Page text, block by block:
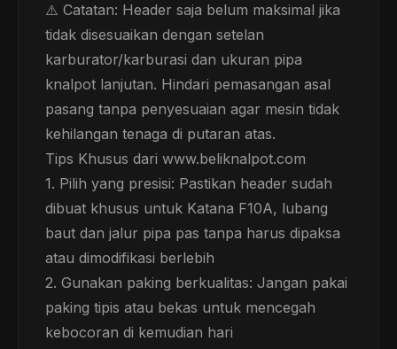
⚠️ Catatan: Header saja belum maksimal jika
tidak disesuaikan dengan setelan
karburator/karburasi dan ukuran pipa
knalpot lanjutan. Hindari pemasangan asal
pasang tanpa penyesuaian agar mesin tidak
kehilangan tenaga di putaran atas.
Tips Khusus dari www.beliknalpot.com
1. Pilih yang presisi: Pastikan header sudah
dibuat khusus untuk Katana F10A, lubang
baut dan jalur pipa pas tanpa harus dipaksa
atau dimodifikasi berlebih
2. Gunakan paking berkualitas: Jangan pakai
paking tipis atau bekas untuk mencegah
kebocoran di kemudian hari